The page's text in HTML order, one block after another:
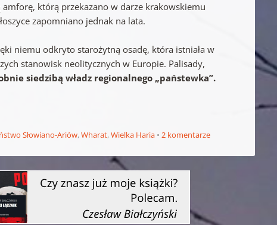
którą przekazano w darze krakowskiemu
zapomniano jednak na lata.
niemu odkryto starożytną osadę, która istniała w
stanowisk neolitycznych w Europie. Palisady,
siedzibą władz regionalnego „państewka”.
Słowiano-Ariów,Wharat,Wielka Haria 2 komentarze